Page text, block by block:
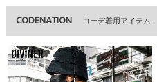
CODENATION コーデ着用アイテム